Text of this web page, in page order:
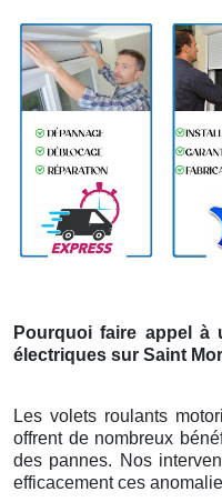
Pourquoi faire appel
électriques sur Saint
Les volets roulants
offrent de nombreux
des pannes. Nos
efficacement ces